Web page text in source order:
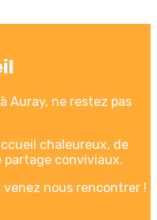
Auray, ne restez pas
chaleureux, de
partage conviviaux.
venez nous rencontrer !